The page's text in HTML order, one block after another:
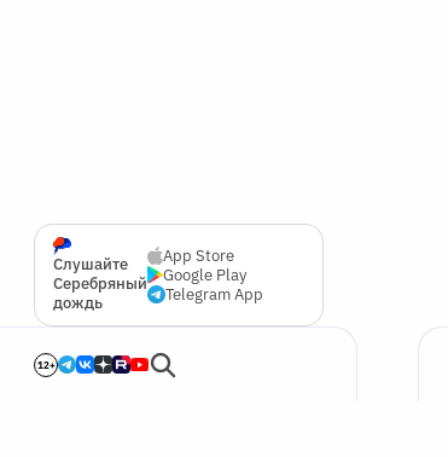
Слушайте
Серебряный
дождь
App Store
Google Play
Telegram App
12+